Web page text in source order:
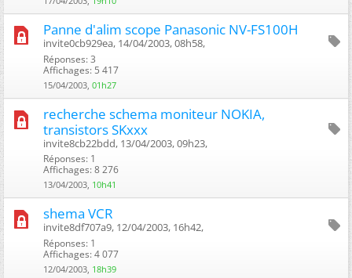
Panne d'alim scope Panasonic NV-FS100H
invite0cb929ea, 14/04/2003, 08h58, ‎
Réponses: 3
Affichages: 5 417
15/04/2003, 01h27
recherche schema moniteur NOKIA,
transistors SKxxx
invite8cb22bdd, 13/04/2003, 09h23, ‎
Réponses: 1
Affichages: 8 276
13/04/2003, 10h41
shema VCR
invite8df707a9, 12/04/2003, 16h42, ‎
Réponses: 1
Affichages: 4 077
12/04/2003, 18h39